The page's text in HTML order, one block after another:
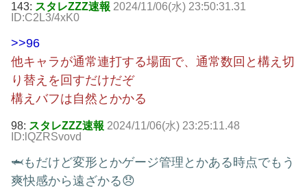
143: スタレZZZ速報 2024/11/06(水) 23:50:31.31
ID:C2L3/4xK0
>>96
他キャラが通常連打する場面で、通常数回と構え切
り替えを回すだけだぞ
構えバフは自然とかかる
98: スタレZZZ速報 2024/11/06(水) 23:25:11.48
ID:lQZRSvovd
🦈もだけど変形とかゲージ管理とかある時点でもう
爽快感から遠ざかる😞